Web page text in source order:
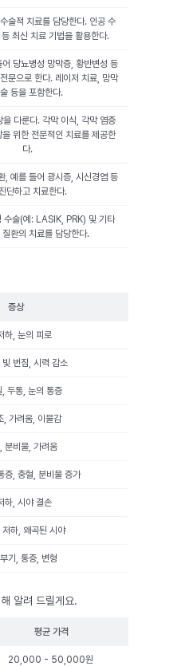
술적 치료를 담당한다. 인공 수
최신 치료 기법을 활용한다.
당뇨병성 망막증, 황반변성 등
문으로 한다. 레이저 치료, 망막
등을 포함한다.
을 다룬다. 각막 이식, 각막 염증
위한 전문적인 치료를 제공한
다.
, 예를 들어 광시증, 시신경염 등
단하고 치료한다.
수술(예: LASIK, PRK) 및 기타
환의 치료를 담당한다.
증상
하, 눈의 피로
번짐, 시력 감소
, 두통, 눈의 통증
, 가려움, 이물감
분비물, 가려움
증, 충혈, 분비물 증가
하, 시야 결손
하, 왜곡된 시야
기, 통증, 변형
알려 드릴게요.
평균 가격
20,000 - 50,000원